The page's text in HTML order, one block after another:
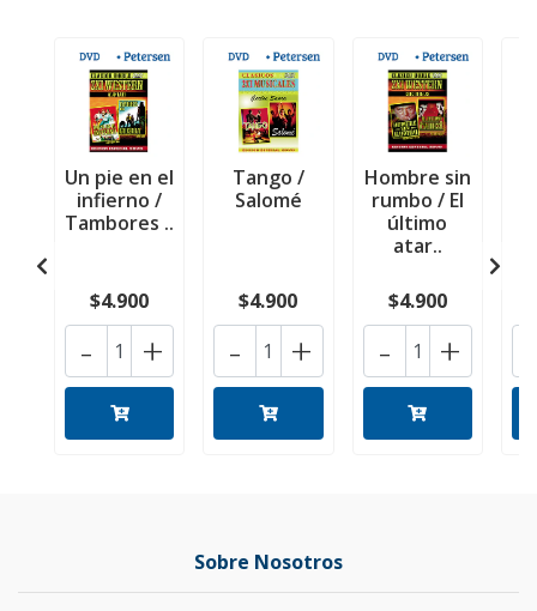
Un pie en el
infierno /
Tambores ..
$4.900
+
-
Tango /
Salomé
$4.900
+
-
Hombre sin
rumbo / El
último
atar..
$4.900
+
-
Sobre Nosotros